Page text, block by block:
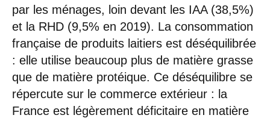
par les ménages, loin devant les IAA (38,5%)
et la RHD (9,5% en 2019). La consommation
française de produits laitiers est déséquilibrée
: elle utilise beaucoup plus de matière grasse
que de matière protéique. Ce déséquilibre se
répercute sur le commerce extérieur : la
France est légèrement déficitaire en matière